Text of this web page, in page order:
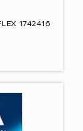
1742416